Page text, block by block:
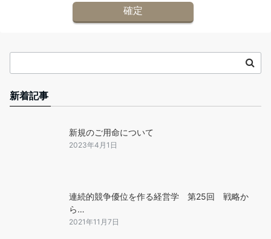
新着記事
新規のご用命について
2023年4月1日
連続的競争優位を作る経営学 第25回 戦略か
ら…
2021年11月7日